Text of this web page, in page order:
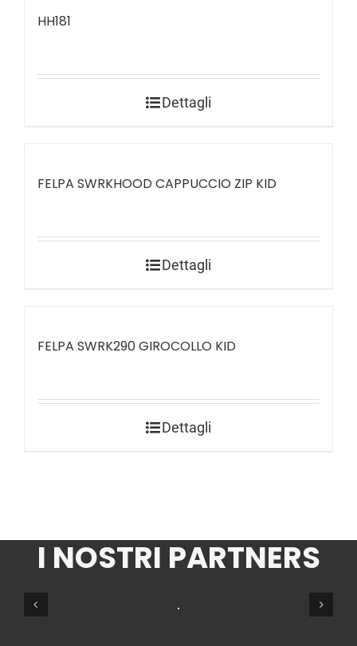
HH181
Dettagli
FELPA SWRKHOOD CAPPUCCIO ZIP KID
Dettagli
FELPA SWRK290 GIROCOLLO KID
Dettagli
I NOSTRI PARTNERS